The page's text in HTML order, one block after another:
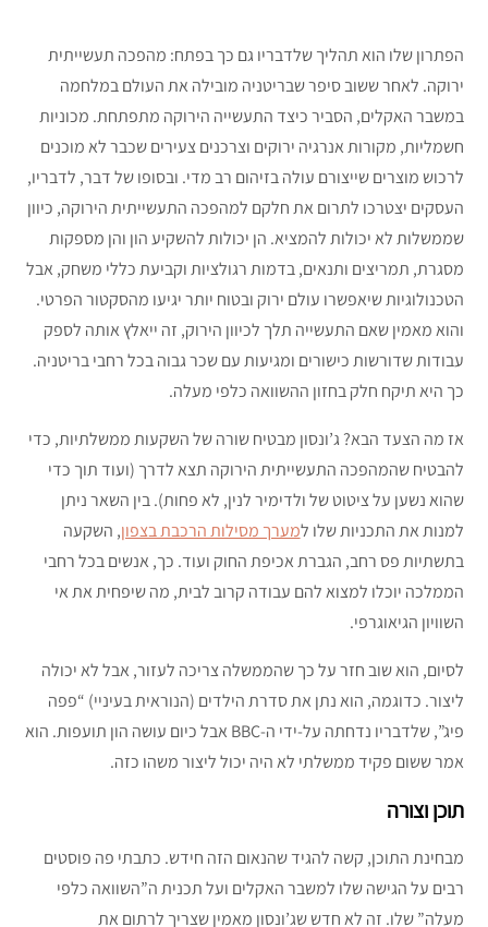
הפתרון שלו הוא תהליך שלדבריו גם כך בפתח: מהפכה תעשייתית
ירוקה. לאחר ששוב סיפר שבריטניה מובילה את העולם במלחמה
במשבר האקלים, הסביר כיצד התעשייה הירוקה מתפתחת. מכוניות
חשמליות, מקורות אנרגיה ירוקים וצרכנים צעירים שכבר לא מוכנים
לרכוש מוצרים שייצורם עולה בזיהום רב מדי. ובסופו של דבר, לדבריו,
העסקים יצטרכו לתרום את חלקם למהפכה התעשייתית הירוקה, כיוון
שממשלות לא יכולות להמציא. הן יכולות להשקיע הון והן מספקות
מסגרת, תמריצים ותנאים, בדמות רגולציות וקביעת כללי משחק, אבל
הטכנולוגיות שיאפשרו עולם ירוק ובטוח יותר יגיעו מהסקטור הפרטי.
והוא מאמין שאם התעשייה תלך לכיוון הירוק, זה ייאלץ אותה לספק
עבודות שדורשות כישורים ומגיעות עם שכר גבוה בכל רחבי בריטניה.
כך היא תיקח חלק בחזון ההשוואה כלפי מעלה.
אז מה הצעד הבא? ג’ונסון מבטיח שורה של השקעות ממשלתיות, כדי
להבטיח שהמהפכה התעשייתית הירוקה תצא לדרך (ועוד תוך כדי
שהוא נשען על ציטוט של ולדימיר לנין, לא פחות). בין השאר ניתן
למנות את התכניות שלו למערך מסילות הרכבת בצפון, השקעה
בתשתיות פס רחב, הגברת אכיפת החוק ועוד. כך, אנשים בכל רחבי
הממלכה יוכלו למצוא להם עבודה קרוב לבית, מה שיפחית את אי
השוויון הגיאוגרפי.
לסיום, הוא שוב חזר על כך שהממשלה צריכה לעזור, אבל לא יכולה
ליצור. כדוגמה, הוא נתן את סדרת הילדים (הנוראית בעיניי) “פפה
פיג”, שלדבריו נדחתה על-ידי ה-BBC אבל כיום עושה הון תועפות. הוא
אמר ששום פקיד ממשלתי לא היה יכול ליצור משהו כזה.
תוכן וצורה
מבחינת התוכן, קשה להגיד שהנאום הזה חידש. כתבתי פה פוסטים
רבים על הגישה שלו למשבר האקלים ועל תכנית ה”השוואה כלפי
מעלה” שלו. זה לא חדש שג’ונסון מאמין שצריך לרתום את